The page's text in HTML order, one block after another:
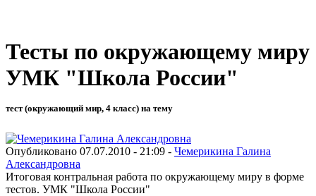
Тесты по окружающему миру
УМК "Школа России"
тест (окружающий мир, 4 класс) на тему
Опубликовано 07.07.2010 - 21:09 - Чемерикина Галина
Александровна
Итоговая контральная работа по окружающему миру в форме
тестов. УМК "Школа России"